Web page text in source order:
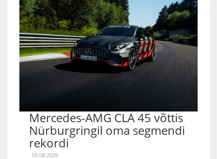
Mercedes-AMG CLA 45 võttis
Nürburgringil oma segmendi
rekordi
05.08.2026